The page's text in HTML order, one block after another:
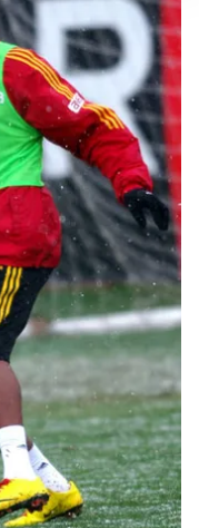
için İnternet
ait çerezler
çeşitli kişisel
çerezler bilgi
daha işlevsel
yönelik
amaçlarıyla
yer alan panel
ilişkin detaylı bilgi
Bilgilendirme
Kanunu uyarınca